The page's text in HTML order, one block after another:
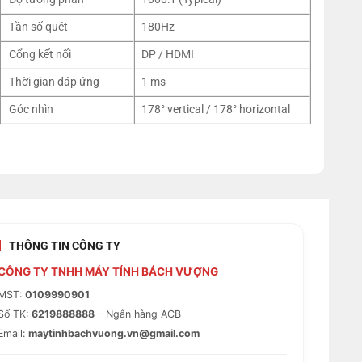
Tần số quét
180Hz
Cổng kết nối
DP / HDMI
Thời gian đáp ứng
1 ms
Góc nhìn
178° vertical / 178° horizontal
THÔNG TIN CÔNG TY
TY TNHH MÁY TÍNH BÁCH VƯỢNG
0109990901
TK: 6219888888 – Ngân hàng ACB
maytinhbachvuong.vn@gmail.com